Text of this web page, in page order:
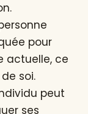
pour
actuelle, ce
soi.
peut
ses